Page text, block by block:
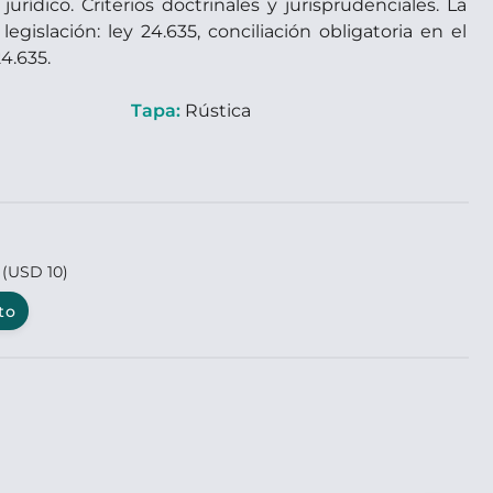
Criterios doctrinales y jurisprudenciales. La
ley 24.635, conciliación obligatoria en el
Tapa: Rústica
(USD 10)